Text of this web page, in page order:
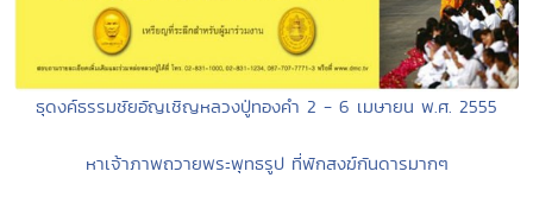
ธุดงค์ธรรมชัยอัญเชิญหลวงปู่ทองคำ 2 - 6 เมษายน พ.ศ. 2555
หาเจ้าภาพถวายพระพุทธรูป ที่พักสงฆ์กันดารมากๆ